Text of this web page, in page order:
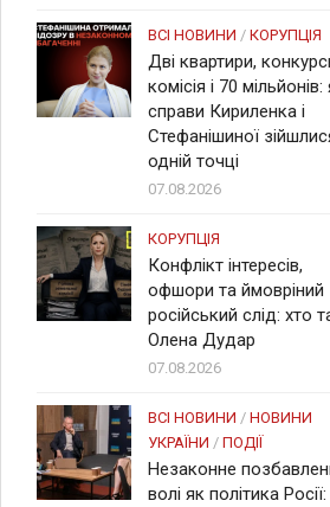
ВСІ НОВИНИ / КОРУПЦІЯ
Дві квартири,
комісія і 70 мільйонів:
справи Кириленка і
Стефанішиної
одній точці
07.08.2026
КОРУПЦІЯ
Конфлікт інтересів,
офшори та ймовріний
російський слід: хто
Олена Дудар
07.08.2026
ВСІ НОВИНИ / НОВИНИ
УКРАЇНИ / ПОДІЇ
Незаконне
волі як політика Росії: